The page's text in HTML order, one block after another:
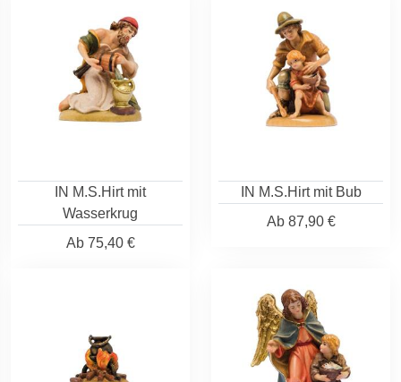
IN M.S.Hirt mit
Wasserkrug
Ab75,40 €
IN M.S.Hirt mit Bub
Ab87,90 €